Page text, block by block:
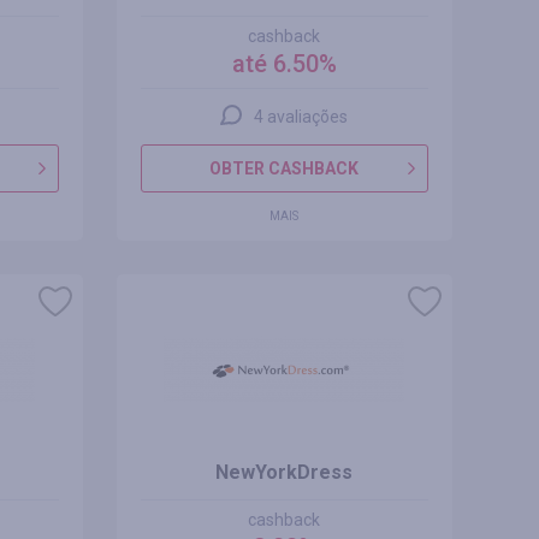
cashback
até 6.50%
4 avaliações
OBTER CASHBACK
MAIS
NewYorkDress
cashback